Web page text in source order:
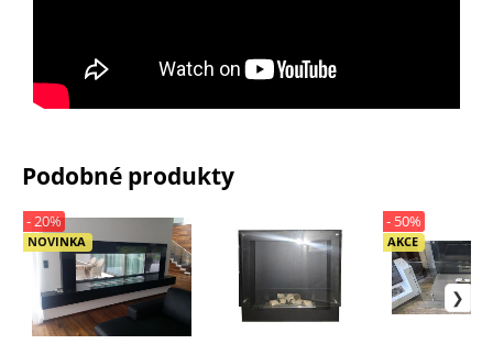
Podobné produkty
NOVINKA
- 20%
AKCE
- 50%